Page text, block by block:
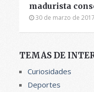
madurista
30 de marzo de 2017
TEMÁS DE
Curiosidades
Deportes